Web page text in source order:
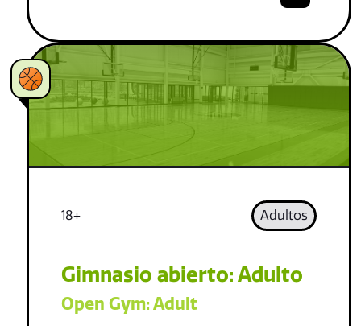
18+ Adultos
Gimnasio abierto: Adulto
Open Gym: Adult